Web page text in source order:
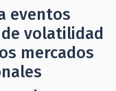
eventos
volatilidad
mercados